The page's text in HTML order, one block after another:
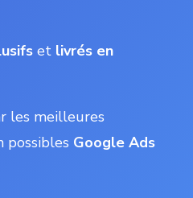
et livrés en
les meilleures
possibles Google Ads